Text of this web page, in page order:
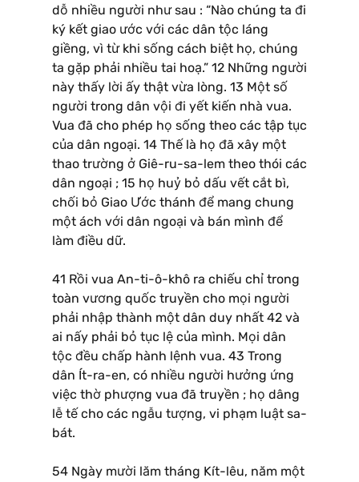
dỗ nhiều người như sau : “Nào chúng ta đi
ký kết giao ước với các dân tộc láng
giềng, vì từ khi sống cách biệt họ, chúng
ta gặp phải nhiều tai hoạ.” 12 Những người
này thấy lời ấy thật vừa lòng. 13 Một số
người trong dân vội đi yết kiến nhà vua.
Vua đã cho phép họ sống theo các tập tục
của dân ngoại. 14 Thế là họ đã xây một
thao trường ở Giê-ru-sa-lem theo thói các
dân ngoại ; 15 họ huỷ bỏ dấu vết cắt bì,
chối bỏ Giao Ước thánh để mang chung
một ách với dân ngoại và bán mình để
làm điều dữ.
41 Rồi vua An-ti-ô-khô ra chiếu chỉ trong
toàn vương quốc truyền cho mọi người
phải nhập thành một dân duy nhất 42 và
ai nấy phải bỏ tục lệ của mình. Mọi dân
tộc đều chấp hành lệnh vua. 43 Trong
dân Ít-ra-en, có nhiều người hưởng ứng
việc thờ phượng vua đã truyền ; họ dâng
lễ tế cho các ngẫu tượng, vi phạm luật sa-
bát.
54 Ngày mười lăm tháng Kít-lêu, năm một